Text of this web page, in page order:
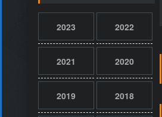
2023 2022
2021 2020
2019 2018